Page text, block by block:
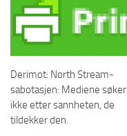
Derimot: North Stream-
sabotasjen: Mediene søker
ikke etter sannheten, de
tildekker den.